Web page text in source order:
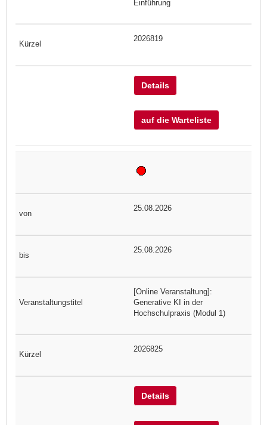
Einführung
2026819
Details
auf die Warteliste
25.08.2026
25.08.2026
[Online Veranstaltung]:
Generative KI in der
Hochschulpraxis (Modul 1)
2026825
Details